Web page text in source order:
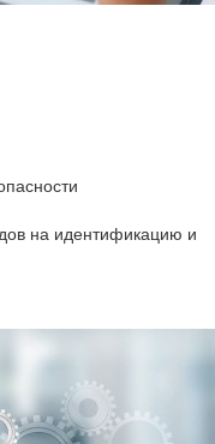
на иден­ти­фи­ка­цию и